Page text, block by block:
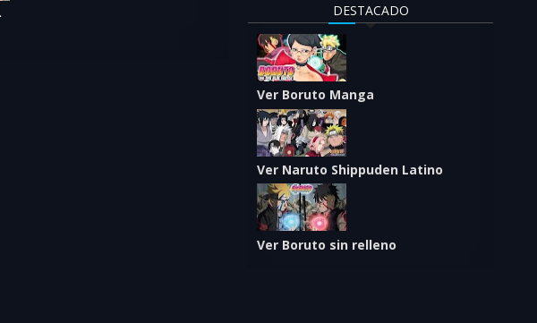
DESTACADO
Ver Boruto Manga
Ver Naruto Shippuden Latino
Ver Boruto sin relleno